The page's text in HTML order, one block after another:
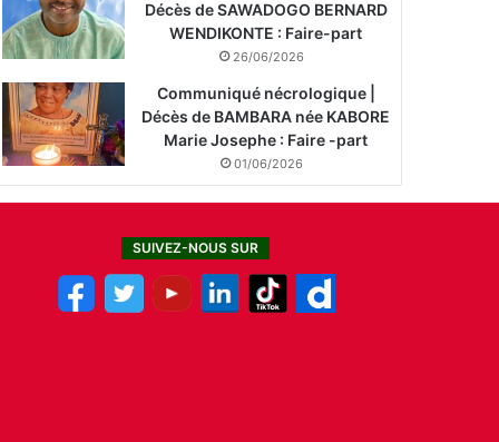
Décès de SAWADOGO BERNARD
WENDIKONTE : Faire-part
26/06/2026
Communiqué nécrologique |
Décès de BAMBARA née KABORE
Marie Josephe : Faire -part
01/06/2026
SUIVEZ-NOUS SUR